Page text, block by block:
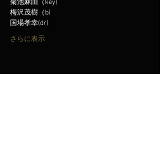
菊池麻由（key)
梅沢茂樹（b)
国場孝幸(dr)
さらに表示